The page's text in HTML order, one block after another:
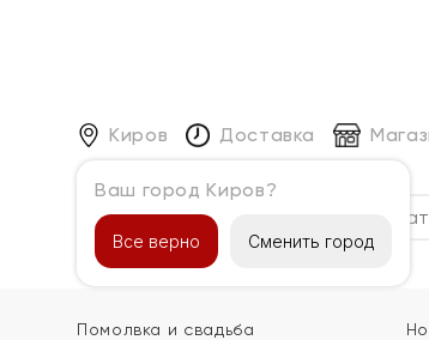
Киров
Ваш город Киров?
Все верно Сменить город
Доставка
Каталог
Помолвка и свадьба